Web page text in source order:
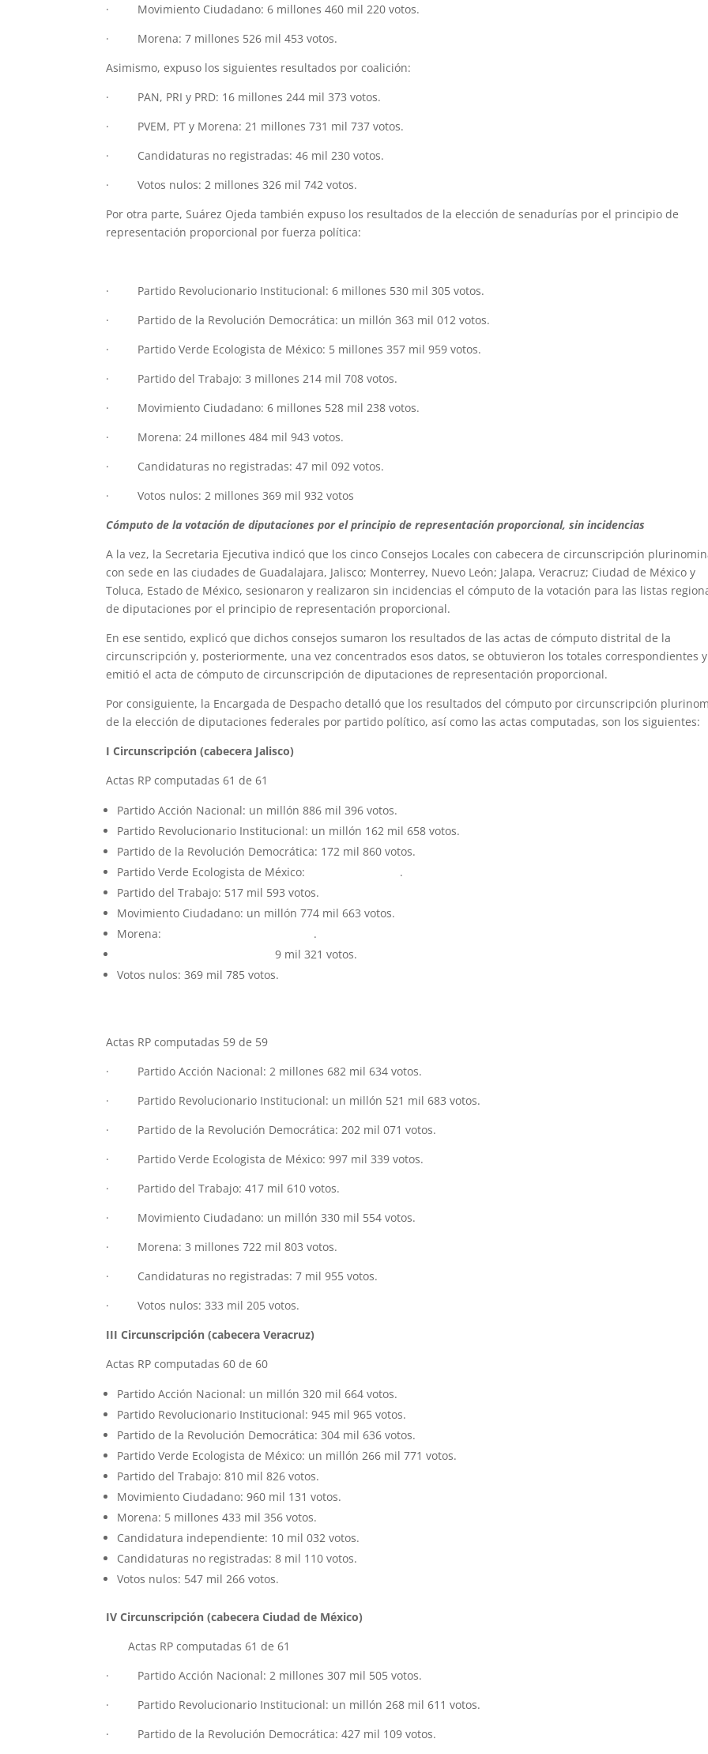
· Movimiento Ciudadano: 6 millones 460 mil 220 votos.
· Morena: 7 millones 526 mil 453 votos.
Asimismo, expuso los siguientes resultados por coalición:
· PAN, PRI y PRD: 16 millones 244 mil 373 votos.
· PVEM, PT y Morena: 21 millones 731 mil 737 votos.
· Candidaturas no registradas: 46 mil 230 votos.
· Votos nulos: 2 millones 326 mil 742 votos.
Por otra parte, Suárez Ojeda también expuso los resultados de la elección de senadurías por el principio de
representación proporcional por fuerza política:
· Partido Revolucionario Institucional: 6 millones 530 mil 305 votos.
· Partido de la Revolución Democrática: un millón 363 mil 012 votos.
· Partido Verde Ecologista de México: 5 millones 357 mil 959 votos.
· Partido del Trabajo: 3 millones 214 mil 708 votos.
· Movimiento Ciudadano: 6 millones 528 mil 238 votos.
· Morena: 24 millones 484 mil 943 votos.
· Candidaturas no registradas: 47 mil 092 votos.
· Votos nulos: 2 millones 369 mil 932 votos
Cómputo de la votación de diputaciones por el principio de representación proporcional, sin incidencias
A la vez, la Secretaria Ejecutiva indicó que los cinco Consejos Locales con cabecera de circunscripción
con sede en las ciudades de Guadalajara, Jalisco; Monterrey, Nuevo León; Jalapa, Veracruz; Ciudad de México y
Toluca, Estado de México, sesionaron y realizaron sin incidencias el cómputo de la votación para las listas
de diputaciones por el principio de representación proporcional.
En ese sentido, explicó que dichos consejos sumaron los resultados de las actas de cómputo distrital de la
circunscripción y, posteriormente, una vez concentrados esos datos, se obtuvieron los totales correspondientes
emitió el acta de cómputo de circunscripción de diputaciones de representación proporcional.
Por consiguiente, la Encargada de Despacho detalló que los resultados del cómputo por circunscripción
de la elección de diputaciones federales por partido político, así como las actas computadas, son los siguientes:
I Circunscripción (cabecera Jalisco)
Actas RP computadas 61 de 61
Partido Acción Nacional: un millón 886 mil 396 votos.
Partido Revolucionario Institucional: un millón 162 mil 658 votos.
Partido de la Revolución Democrática: 172 mil 860 votos.
Partido Verde Ecologista de México:
.
Partido del Trabajo: 517 mil 593 votos.
Movimiento Ciudadano: un millón 774 mil 663 votos.
Morena:
.
Candidaturas no registradas:9 mil 321 votos.
Votos nulos: 369 mil 785 votos.
Actas RP computadas 59 de 59
· Partido Acción Nacional: 2 millones 682 mil 634 votos.
· Partido Revolucionario Institucional: un millón 521 mil 683 votos.
· Partido de la Revolución Democrática: 202 mil 071 votos.
· Partido Verde Ecologista de México: 997 mil 339 votos.
· Partido del Trabajo: 417 mil 610 votos.
· Movimiento Ciudadano: un millón 330 mil 554 votos.
· Morena: 3 millones 722 mil 803 votos.
· Candidaturas no registradas: 7 mil 955 votos.
· Votos nulos: 333 mil 205 votos.
III Circunscripción (cabecera Veracruz)
Actas RP computadas 60 de 60
Partido Acción Nacional: un millón 320 mil 664 votos.
Partido Revolucionario Institucional: 945 mil 965 votos.
Partido de la Revolución Democrática: 304 mil 636 votos.
Partido Verde Ecologista de México: un millón 266 mil 771 votos.
Partido del Trabajo: 810 mil 826 votos.
Movimiento Ciudadano: 960 mil 131 votos.
Morena: 5 millones 433 mil 356 votos.
Candidatura independiente: 10 mil 032 votos.
Candidaturas no registradas: 8 mil 110 votos.
Votos nulos: 547 mil 266 votos.
IV Circunscripción (cabecera Ciudad de México)
Actas RP computadas 61 de 61
· Partido Acción Nacional: 2 millones 307 mil 505 votos.
· Partido Revolucionario Institucional: un millón 268 mil 611 votos.
· Partido de la Revolución Democrática: 427 mil 109 votos.